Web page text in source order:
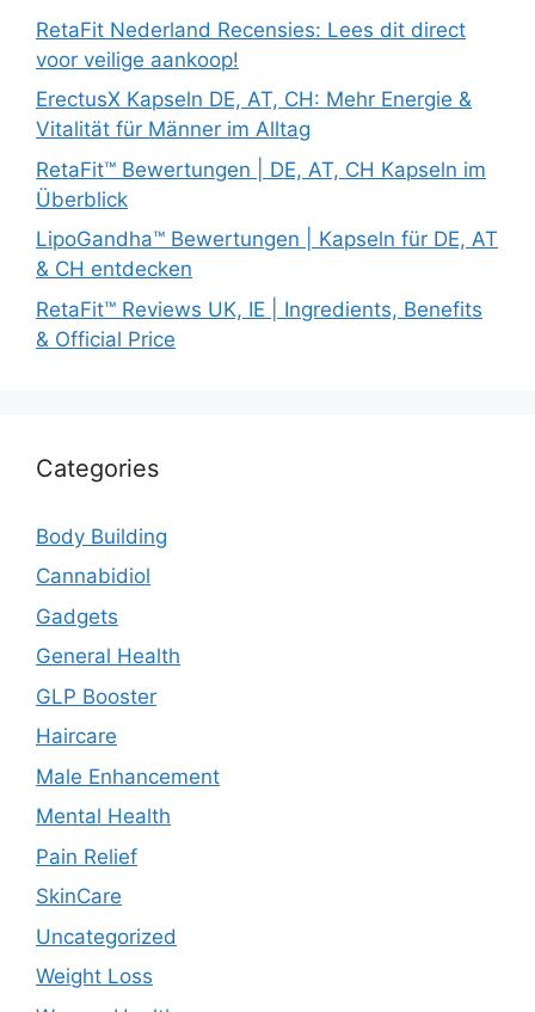
RetaFit Nederland Recensies: Lees dit direct
voor veilige aankoop!
ErectusX Kapseln DE, AT, CH: Mehr Energie &
Vitalität für Männer im Alltag
RetaFit™ Bewertungen | DE, AT, CH Kapseln im
Überblick
LipoGandha™ Bewertungen | Kapseln für DE, AT
& CH entdecken
RetaFit™ Reviews UK, IE | Ingredients, Benefits
& Official Price
Categories
Body Building
Cannabidiol
Gadgets
General Health
GLP Booster
Haircare
Male Enhancement
Mental Health
Pain Relief
SkinCare
Uncategorized
Weight Loss